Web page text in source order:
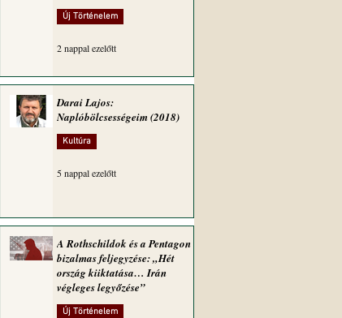
Új Történelem
2 nappal ezelőtt
Darai Lajos:
Naplóbölcsességeim (2018)
Kultúra
5 nappal ezelőtt
A Rothschildok és a Pentagon
bizalmas feljegyzése: „Hét
ország kiiktatása… Irán
végleges legyőzése”
Új Történelem